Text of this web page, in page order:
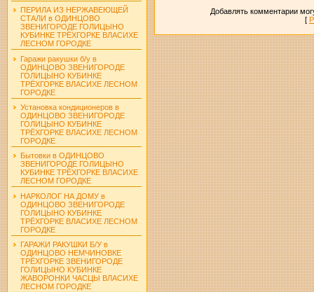
ПЕРИЛА ИЗ НЕРЖАВЕЮЩЕЙ
СТАЛИ в ОДИНЦОВО
ЗВЕНИГОРОДЕ ГОЛИЦЫНО
КУБИНКЕ ТРЁХГОРКЕ ВЛАСИХЕ
ЛЕСНОМ ГОРОДКЕ
Гаражи ракушки б/у в
ОДИНЦОВО ЗВЕНИГОРОДЕ
ГОЛИЦЫНО КУБИНКЕ
ТРЁХГОРКЕ ВЛАСИХЕ ЛЕСНОМ
ГОРОДКЕ
Установка кондиционеров в
ОДИНЦОВО ЗВЕНИГОРОДЕ
ГОЛИЦЫНО КУБИНКЕ
ТРЁХГОРКЕ ВЛАСИХЕ ЛЕСНОМ
ГОРОДКЕ
Бытовки в ОДИНЦОВО
ЗВЕНИГОРОДЕ ГОЛИЦЫНО
КУБИНКЕ ТРЁХГОРКЕ ВЛАСИХЕ
ЛЕСНОМ ГОРОДКЕ
НАРКОЛОГ НА ДОМУ в
ОДИНЦОВО ЗВЕНИГОРОДЕ
ГОЛИЦЫНО КУБИНКЕ
ТРЁХГОРКЕ ВЛАСИХЕ ЛЕСНОМ
ГОРОДКЕ
ГАРАЖИ РАКУШКИ Б/У в
ОДИНЦОВО НЕМЧИНОВКЕ
ТРЁХГОРКЕ ЗВЕНИГОРОДЕ
ГОЛИЦЫНО КУБИНКЕ
ЖАВОРОНКИ ЧАСЦЫ ВЛАСИХЕ
ЛЕСНОМ ГОРОДКЕ
Добавлять комментарии
[